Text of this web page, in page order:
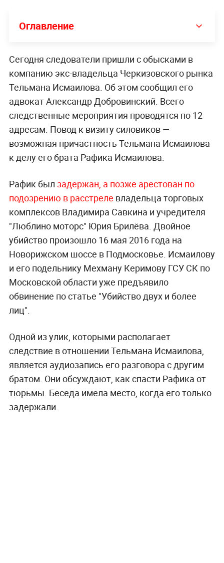
Оглавление
Сегодня следователи пришли с обысками в
компанию экс-владельца Черкизовского рынка
Тельмана Исмаилова. Об этом сообщил его
адвокат Александр Добровинский. Всего
следственные мероприятия проводятся по 12
адресам. Повод к визиту силовиков —
возможная причастность Тельмана Исмаилова
к делу его брата Рафика Исмаилова.
Рафик был задержан, а позже арестован по
подозрению в расстреле владельца торговых
комплексов Владимира Савкина и учредителя
"Люблино моторс" Юрия Брилёва. Двойное
убийство произошло 16 мая 2016 года на
Новорижском шоссе в Подмосковье. Исмаилову
и его подельнику Мехману Керимову ГСУ СК по
Московской области уже предъявило
обвинение по статье "Убийство двух и более
лиц".
Одной из улик, которыми располагает
следствие в отношении Тельмана Исмаилова,
является аудиозапись его разговора с другим
братом. Они обсуждают, как спасти Рафика от
тюрьмы. Беседа имела место, когда его только
задержали.